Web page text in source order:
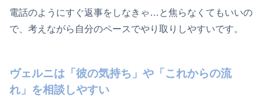
電話のようにすぐ返事をしなきゃ…と焦らなくてもいいの
で、考えながら自分のペースでやり取りしやすいです。
ヴェルニは「彼の気持ち」や「これからの流
れ」を相談しやすい